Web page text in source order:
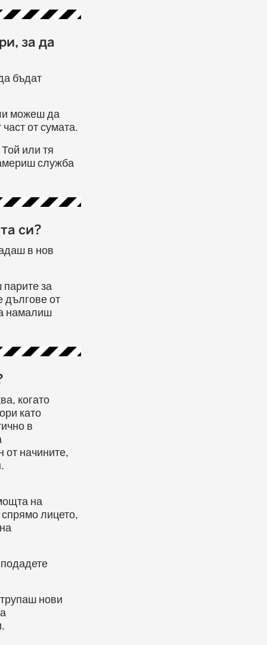
за да
бъдат
можеш да
от сумата.
или тя
служба
си?
в нов
за
дългове от
намалиш
когато
като
в
от начините,
на
лицето,
нови